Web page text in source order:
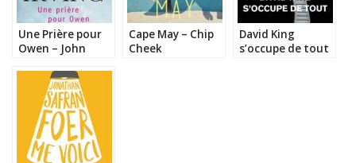
Une Prière pour
Owen – John
Cape May – Chip
Cheek
David King
s’occupe de tout